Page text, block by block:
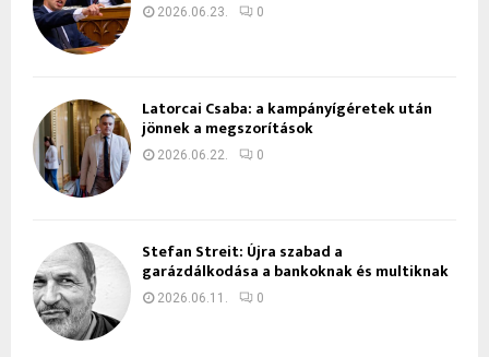
2026.06.23. 0
Latorcai Csaba: a kampányígéretek után
jönnek a megszorítások
2026.06.22. 0
Stefan Streit: Újra szabad a
garázdálkodása a bankoknak és multiknak
2026.06.11. 0